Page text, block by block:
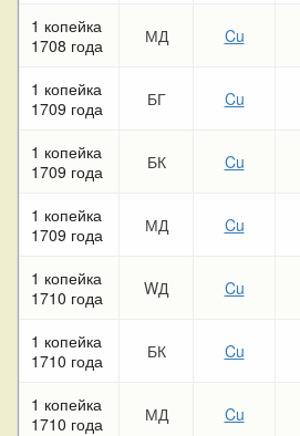
1 копейка
1708 года
МД Cu
1 копейка
1709 года
БГ Cu
1 копейка
1709 года
БК Cu
1 копейка
1709 года
МД Cu
1 копейка
1710 года
WД Cu
1 копейка
1710 года
БК Cu
1 копейка
1710 года
МД Cu